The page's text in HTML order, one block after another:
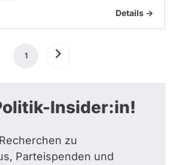
Details ->
Aktuelle
1 Nächste
Insider:in!
zu
Parteispenden und